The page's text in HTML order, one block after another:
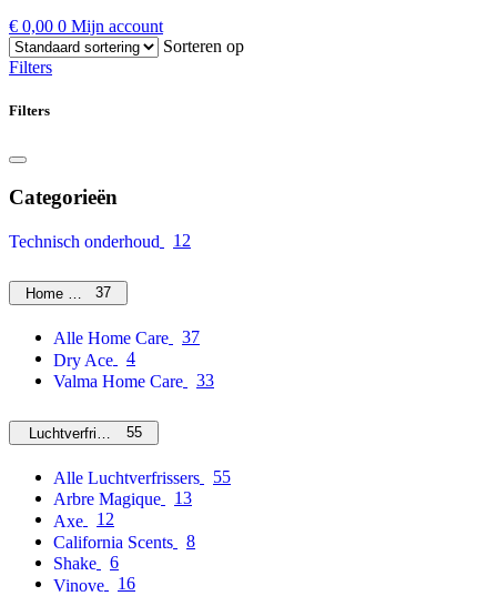
€ 0,00 0 Mijn account
Sorteren op
Filters
Filters
Categorieën
Technisch onderhoud 12
Home Care37
Alle Home Care
37
Dry Ace
4
Valma Home Care
33
Luchtverfrissers55
Alle Luchtverfrissers
55
Arbre Magique
13
Axe
12
California Scents
8
Shake
6
Vinove
16